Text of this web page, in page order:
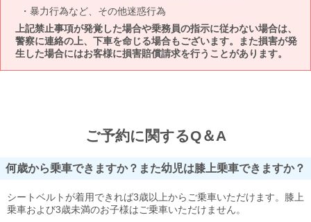
暴力行為など、その他迷惑行為
上記禁止事項が発覚した場合や乗務員の指示に従わない場合は、
警察に連絡の上、下車を命じる場合もございます。また損害が発
生した場合にはお客様に損害賠償請求を行うことがあります。
ご予約に関するQ＆A
何歳から乗車できますか？また幼児は膝上乗車できますか？
シートベルトが着用できれば3歳以上からご乗車いただけます。膝上
乗車および3歳未満のお子様はご乗車いただけません。